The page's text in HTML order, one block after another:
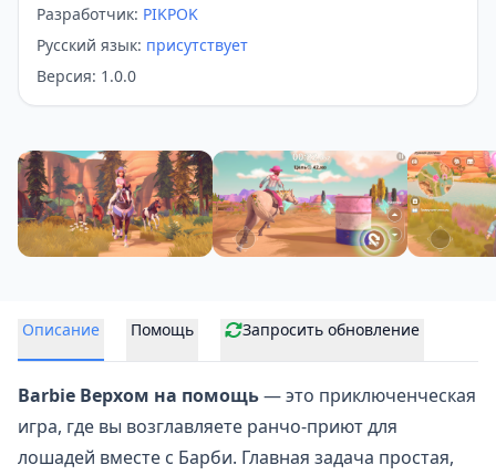
Разработчик: PIKPOK
Русский язык: присутствует
Версия: 1.0.0
Описание Помощь Запросить обновление
Barbie Верхом на помощь— это приключенческая
игра, где вы возглавляете ранчо-приют для
лошадей вместе с Барби. Главная задача простая,